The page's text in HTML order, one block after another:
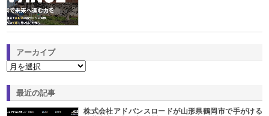
アーカイブ
最近の記事
株式会社アドバンスロードが山形県鶴岡市で手がける